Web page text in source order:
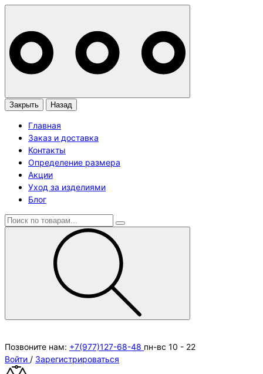
Закрыть Назад
Главная
Заказ и доставка
Контакты
Определение размера
Акции
Уход за изделиями
Блог
Позвоните нам: +7(977)127-68-48 пн-вс 10 - 22
Войти / Зарегистрироваться